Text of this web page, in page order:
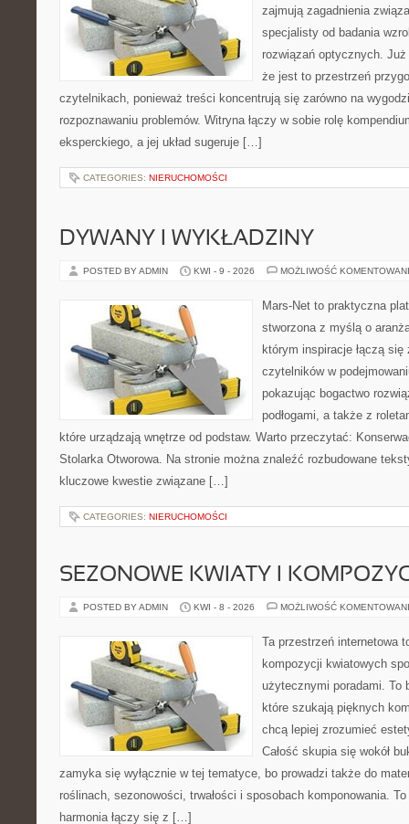
zajmują zagadnienia
specjalisty od badania
rozwiązań optycznych.
że jest to przestrzeń
czytelnikach, ponieważ treści koncentrują się zarówno na
rozpoznawaniu problemów. Witryna łączy w sobie rolę
eksperckiego, a jej układ sugeruje […]
CATEGORIES: NIERUCHOMOŚCI
DYWANY I WYKŁADZINY
POSTED BY ADMIN KWI - 9 - 2026 MOŻLIWOŚĆ
Mars-Net to praktyczna
stworzona z myślą o
którym inspiracje łączą
czytelników w
pokazując bogactwo
podłogami, a także z
które urządzają wnętrze od podstaw. Warto przeczytać:
Stolarka Otworowa. Na stronie można znaleźć rozbudowane
kluczowe kwestie związane […]
CATEGORIES: NIERUCHOMOŚCI
SEZONOWE KWIATY I
POSTED BY ADMIN KWI - 8 - 2026 MOŻLIWOŚĆ
Ta przestrzeń internetowa
kompozycji kwiatowych
użytecznymi poradami. To
które szukają pięknych
chcą lepiej zrozumieć
Całość skupia się wokół
zamyka się wyłącznie w tej tematyce, bo prowadzi także do
roślinach, sezonowości, trwałości i sposobach komponowania.
harmonia łączy się z […]